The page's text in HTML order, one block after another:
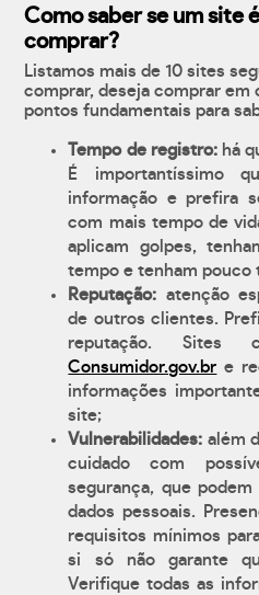
Como saber se um site
comprar?
Listamos mais de 10 sites
comprar, deseja comprar em
pontos fundamentais para
Tempo de registro:há
É importantíssimo
informação e prefira
com mais tempo de
aplicam golpes,
tempo e tenham pouco
Reputação: atenção
de outros clientes.
reputação. Sites
Consumidor.gov.br e
informações
site;
Vulnerabilidades: além
cuidado com
segurança, que
dados pessoais.
requisitos mínimos
si só não garante
Verifique todas as